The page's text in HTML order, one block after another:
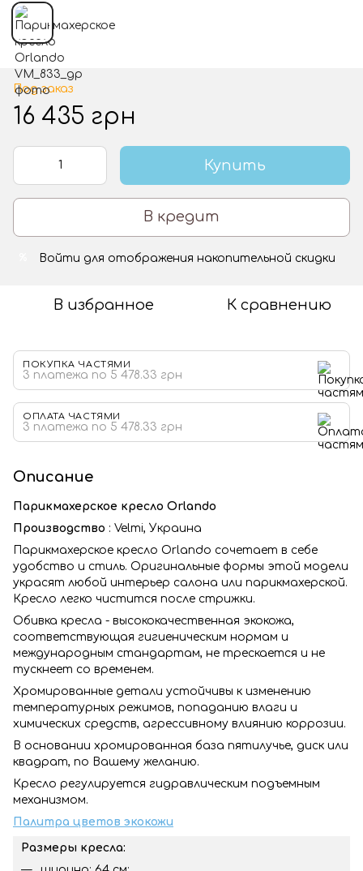
Под заказ
16 435 грн
Купить
В кредит
Войти для отображения накопительной скидки
В избранное К сравнению
ПОКУПКА ЧАСТЯМИ
3 платежа по 5 478.33 грн
ОПЛАТА ЧАСТЯМИ
3 платежа по 5 478.33 грн
Описание
Парикмахерское кресло Orlando
Производство : Velmi, Украина
Парикмахерское кресло Orlando сочетает в себе
удобство и стиль. Оригинальные формы этой модели
украсят любой интерьер салона или парикмахерской.
Кресло легко чистится после стрижки.
Обивка кресла - высококачественная экокожа,
соответствующая гигиеническим нормам и
международным стандартам, не трескается и не
тускнеет со временем.
Хромированные детали устойчивы к изменению
температурных режимов, попаданию влаги и
химических средств, агрессивному влиянию коррозии.
В основании хромированная база пятилучье, диск или
квадрат, по Вашему желанию.
Кресло регулируется гидравлическим подъемным
механизмом.
Палитра цветов экокожи
Размеры кресла: